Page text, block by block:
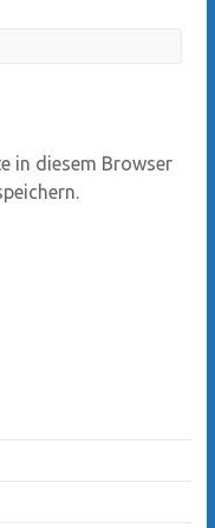
in diesem Browser